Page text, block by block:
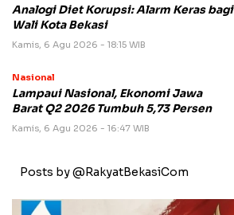
Analogi Diet Korupsi: Alarm Keras bagi
Wali Kota Bekasi
Kamis, 6 Agu 2026 - 18:15 WIB
Nasional
Lampaui Nasional, Ekonomi Jawa
Barat Q2 2026 Tumbuh 5,73 Persen
Kamis, 6 Agu 2026 - 16:47 WIB
Posts by @RakyatBekasiCom